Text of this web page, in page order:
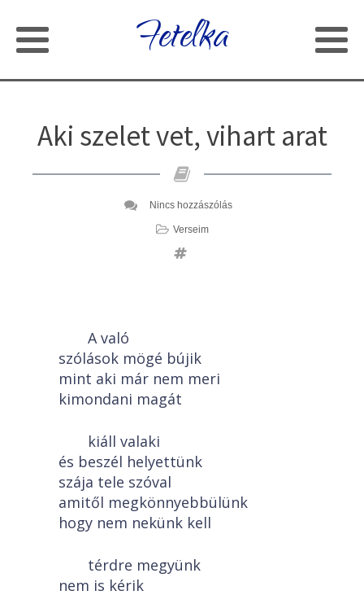
Fetelka
Aki szelet vet, vihart arat
Nincs hozzászólás
Verseim
A való
szólások mögé bújik
mint aki már nem meri
kimondani magát
kiáll valaki
és beszél helyettünk
szája tele szóval
amitől megkönnyebbülünk
hogy nem nekünk kell
térdre megyünk
nem is kérik